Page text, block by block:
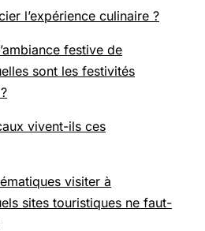
l’expérience culinaire ?
festive de
sont les festivités
vivent-ils ces
visiter à
sites touristiques ne faut-